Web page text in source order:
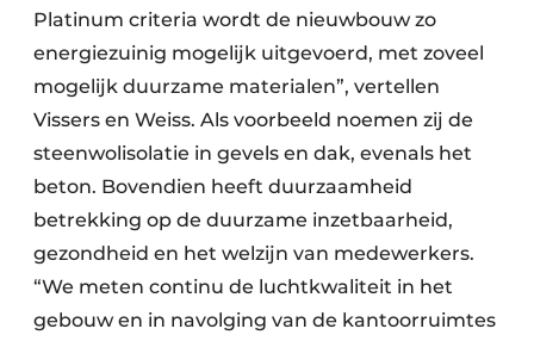
Platinum criteria wordt de nieuwbouw zo
energiezuinig mogelijk uitgevoerd, met zoveel
mogelijk duurzame materialen”, vertellen
Vissers en Weiss. Als voorbeeld noemen zij de
steenwolisolatie in gevels en dak, evenals het
beton. Bovendien heeft duurzaamheid
betrekking op de duurzame inzetbaarheid,
gezondheid en het welzijn van medewerkers.
“We meten continu de luchtkwaliteit in het
gebouw en in navolging van de kantoorruimtes